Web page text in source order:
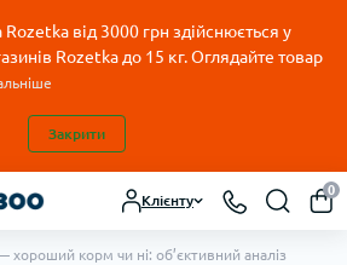
від 3000 грн здійснюється у
Rozetka до 15 кг. Оглядайте товар
Закрити
Клієнту
0
хороший корм чи ні: об’єктивний аналіз